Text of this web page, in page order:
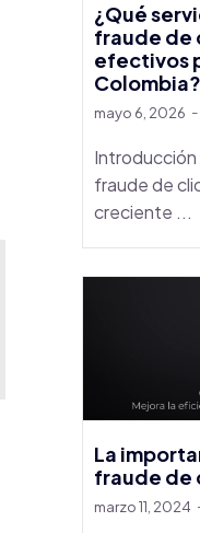
¿Qué
fraude de
efectivos
Colombia?
mayo 6, 2026
Introducción
fraude de
creciente ...
La
fraude de
marzo 11, 2024